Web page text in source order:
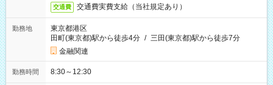
交通費 交通費実費支給（当社規定あり）
勤務地
東京都港区
田町(東京都)駅から徒歩4分 / 三田(東京都)駅から徒歩7分
金融関連
勤務時間 8:30～12:30